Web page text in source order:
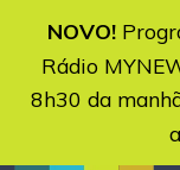
NOVO!
Rádio
8h30 da